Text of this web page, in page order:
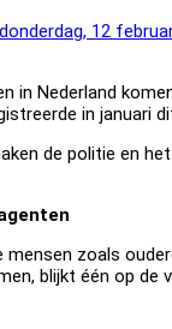
donderdag, 12
in Nederland
in januari
de politie en
mensen zoals
blijkt één op de